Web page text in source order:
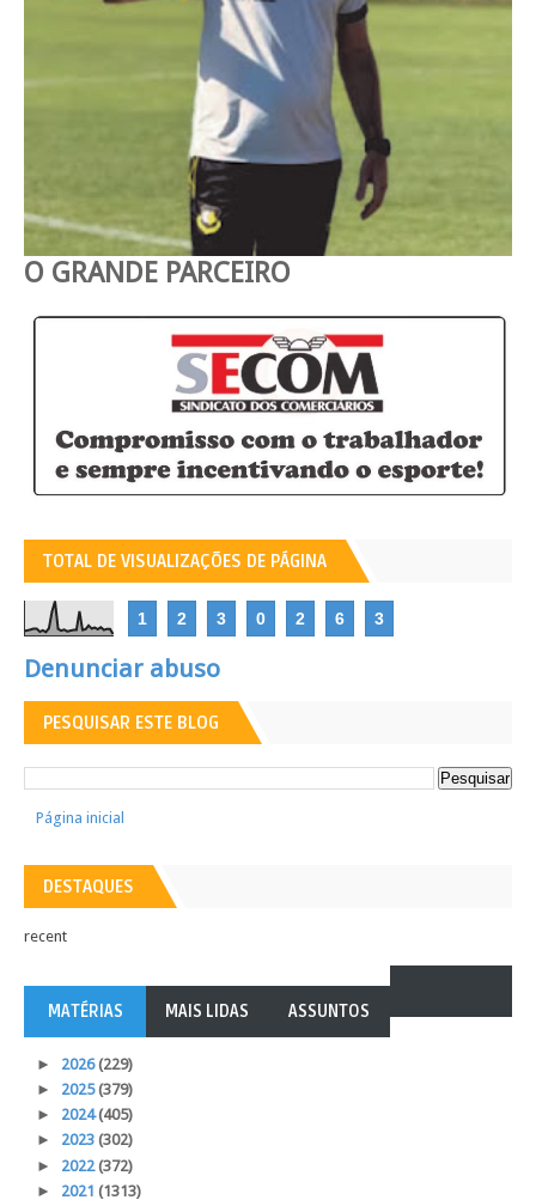
O GRANDE PARCEIRO
TOTAL DE VISUALIZAÇÕES DE PÁGINA
1 2 3 0 2 6 3
Denunciar abuso
PESQUISAR ESTE BLOG
Página inicial
DESTAQUES
recent
MATÉRIAS MAIS LIDAS ASSUNTOS
► 2026(229)
► 2025(379)
► 2024(405)
► 2023 (302)
► 2022(372)
► 2021 (1313)